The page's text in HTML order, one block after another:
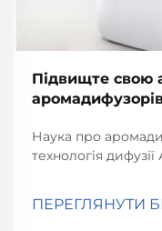
Підвищте свою
Наука про
технологія
кажучи, ефірні
ПЕРЕГЛЯНУТИ